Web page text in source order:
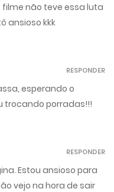
não teve essa luta
ansioso kkk
esperando o
trocando porradas!!!
RESPONDER
Estou ansioso para
vejo na hora de sair
RESPONDER